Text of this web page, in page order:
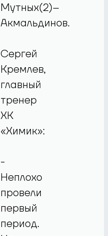
Мутных(2)–
Акмальдинов.
Сергей
Кремлев,
главный
тренер
ХК
«Химик»:
-
Неплохо
провели
первый
период.